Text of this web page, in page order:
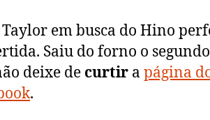
em busca do Hino
Saiu do forno o segundo
deixe de curtir a página
.